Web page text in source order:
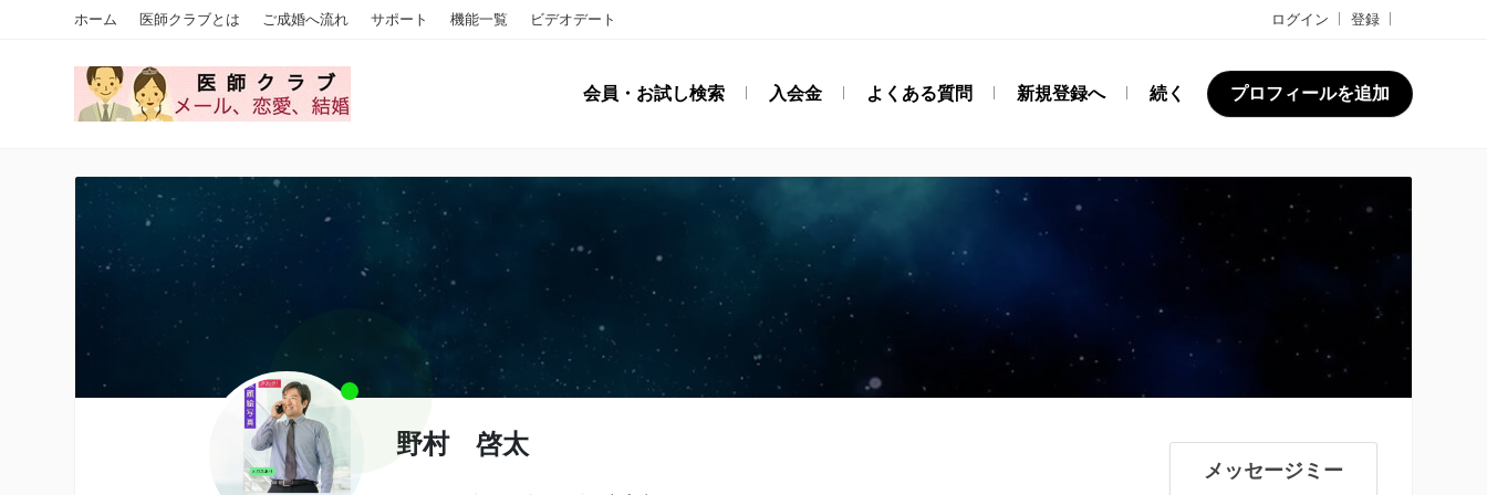
ホーム 医師クラブとは ご成婚へ流れ サポート 機能一覧 ビデオデート ログイン 登録
会員・お試し検索 入会金 よくある質問 新規登録へ 続く プロフィールを追加
野村 啓太
メッセージミー